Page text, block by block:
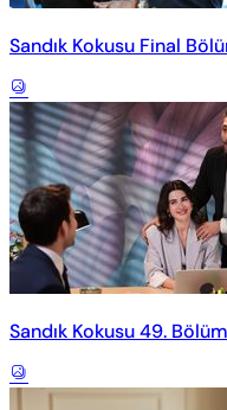
Sandık Kokusu Final
Sandık Kokusu 49.